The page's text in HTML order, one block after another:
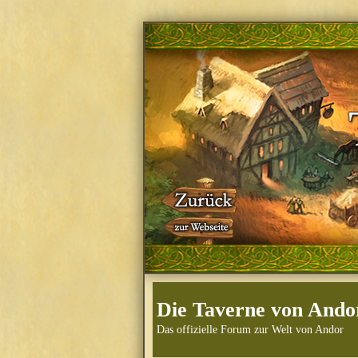
Die Taverne von
Das offizielle Forum zur Welt von Andor